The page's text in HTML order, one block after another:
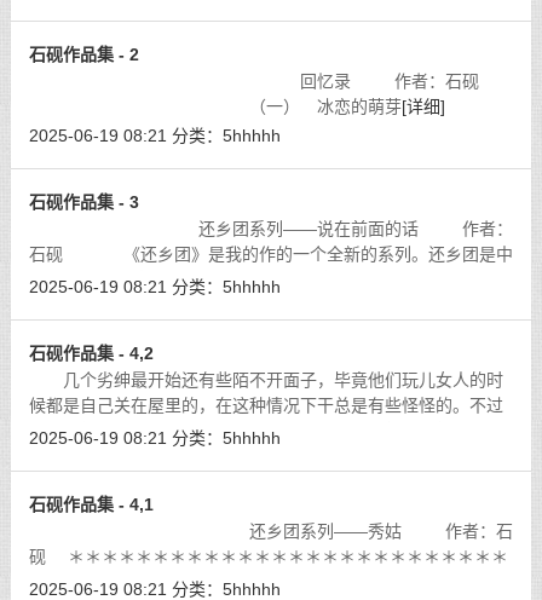
石砚作品集 - 2
回忆录 作者：石砚
（一） 冰恋的萌芽[详细]
2025-06-19 08:21 分类： 5hhhhh
石砚作品集 - 3
还乡团系列——说在前面的话 作者：
石砚 《还乡团》是我的作的一个全新的系列。还乡团是中
国近代史上持续了很长时间，是中国革命进程中的一个特殊现
2025-06-19 08:21 分类： 5hhhhh
石砚作品集 - 4,2
几个劣绅最开始还有些陌不开面子，毕竟他们玩儿女人的时
候都是自己关在屋里的，在这种情况下干总是有些怪怪的。不过
他们都得靠着冯德隆，他是他们的主心骨儿，既然有他打头儿，
2025-06-19 08:21 分类： 5hhhhh
石砚作品集 - 4,1
还乡团系列——秀姑 作者：石
砚 ＊＊＊＊＊＊＊＊＊＊＊＊＊＊＊＊＊＊＊＊＊＊＊＊＊＊
＊＊＊＊＊＊＊＊＊[详细]
2025-06-19 08:21 分类： 5hhhhh